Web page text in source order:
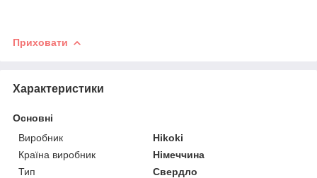
Приховати
Характеристики
Основні
Виробник
Hikoki
Країна виробник
Німеччина
Тип
Свердло